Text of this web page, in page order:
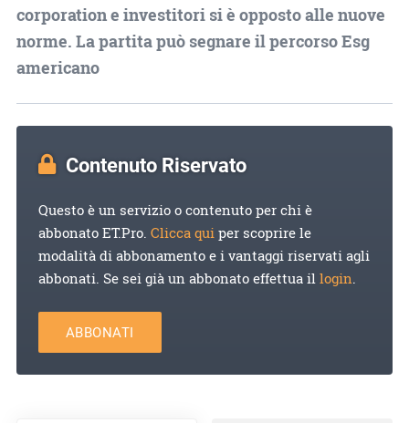
corporation e investitori si è opposto alle nuove
norme. La partita può segnare il percorso Esg
americano
Contenuto Riservato
Questo è un servizio o contenuto per chi è
abbonato ET.Pro. Clicca quiper scoprire le
modalità di abbonamento e i vantaggi riservati agli
abbonati. Se sei già un abbonato effettua illogin.
ABBONATI